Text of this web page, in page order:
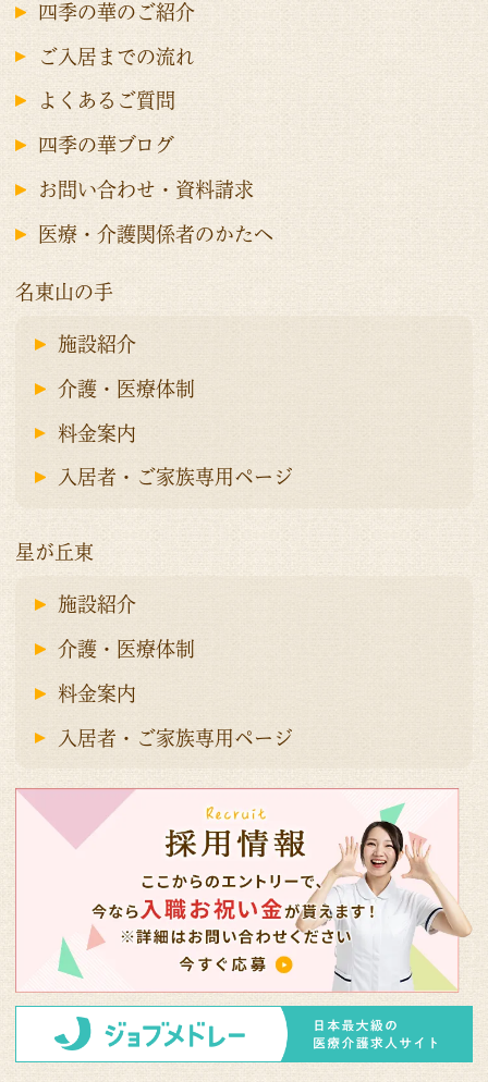
四季の華のご紹介
ご入居までの流れ
よくあるご質問
四季の華ブログ
お問い合わせ・資料請求
医療・介護関係者のかたへ
名東山の手
施設紹介
介護・医療体制
料金案内
入居者・ご家族専用ページ
星が丘東
施設紹介
介護・医療体制
料金案内
入居者・ご家族専用ページ